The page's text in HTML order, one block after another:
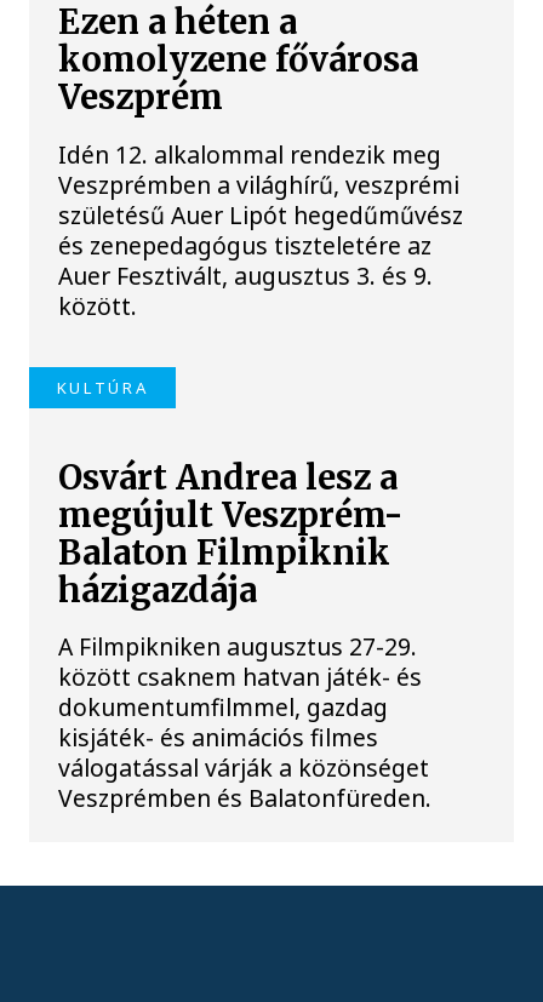
Ezen a héten a
komolyzene fővárosa
Veszprém
Idén 12. alkalommal rendezik meg
Veszprémben a világhírű, veszprémi
születésű Auer Lipót hegedűművész
és zenepedagógus tiszteletére az
Auer Fesztivált, augusztus 3. és 9.
között.
KULTÚRA
Osvárt Andrea lesz a
megújult Veszprém-
Balaton Filmpiknik
házigazdája
A Filmpikniken augusztus 27-29.
között csaknem hatvan játék- és
dokumentumfilmmel, gazdag
kisjáték- és animációs filmes
válogatással várják a közönséget
Veszprémben és Balatonfüreden.